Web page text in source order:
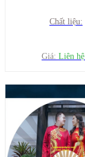
Chất liệu:
Giá: Liên hệ